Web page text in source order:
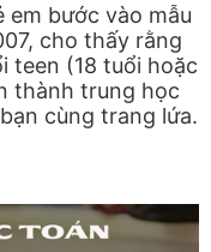
em bước vào mẫu
cho thấy rằng
teen (18 tuổi hoặc
thành trung học
cùng trang lứa.